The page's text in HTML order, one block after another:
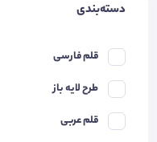
دسته‌بندی
قلم فارسی
طرح لایه باز
قلم عربی